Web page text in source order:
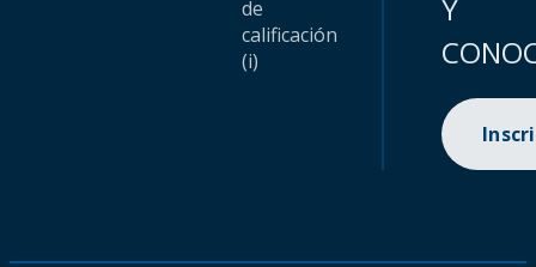
de
calificación
(i)
Y